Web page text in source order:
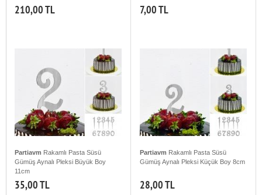
Adet
210,00 TL 7,00 TL
Partiavm Rakamlı Pasta Süsü
Gümüş Aynalı Pleksi Büyük Boy
11cm
35,00 TL
Partiavm Rakamlı Pasta Süsü
Gümüş Aynalı Pleksi Küçük Boy 8cm
28,00 TL